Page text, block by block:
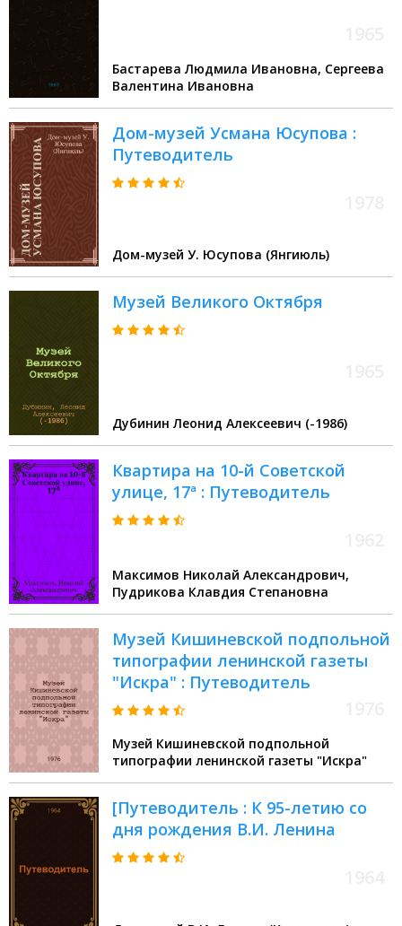
Бастарева Людмила Ивановна, Сергеева
Валентина Ивановна
Дом-музей Усмана Юсупова :
Путеводитель
Дом-музей У. Юсупова (Янгиюль)
Музей Великого Октября
Дубинин Леонид Алексеевич (-1986)
Квартира на 10-й Советской
улице, 17ª : Путеводитель
Максимов Николай Александрович,
Пудрикова Клавдия Степановна
Музей Кишиневской подпольной
типографии ленинской газеты
"Искра" : Путеводитель
Музей Кишиневской подпольной
типографии ленинской газеты "Искра"
[Путеводитель : К 95-летию со
дня рождения В.И. Ленина